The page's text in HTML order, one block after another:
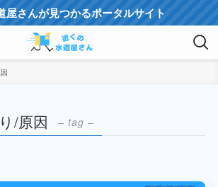
屋さんが見つかるポータルサイト
/原因 – tag –